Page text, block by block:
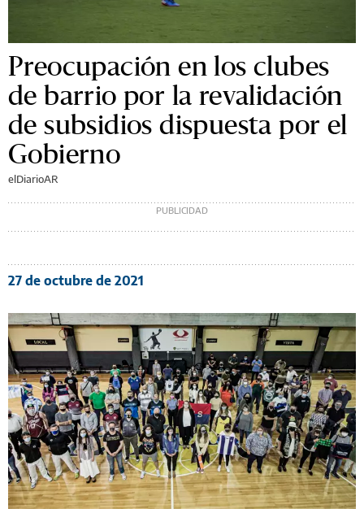
Preocupación en los clubes
de barrio por la revalidación
de subsidios dispuesta por el
Gobierno
elDiarioAR
27 de octubre de 2021